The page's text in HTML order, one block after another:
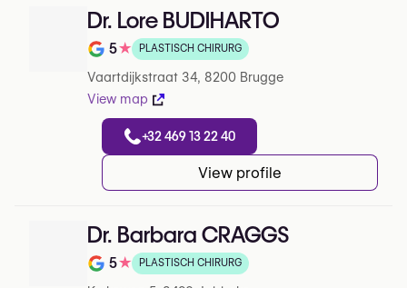
Dr. Lore BUDIHARTO
Note de 5 sur 5 sur Google
5★ PLASTISCH CHIRURG
Vaartdijkstraat 34, 8200 Brugge
View map
+32 469 13 22 40
View profile
Dr. Barbara CRAGGS
Note de 5 sur 5 sur Google
5★ PLASTISCH CHIRURG